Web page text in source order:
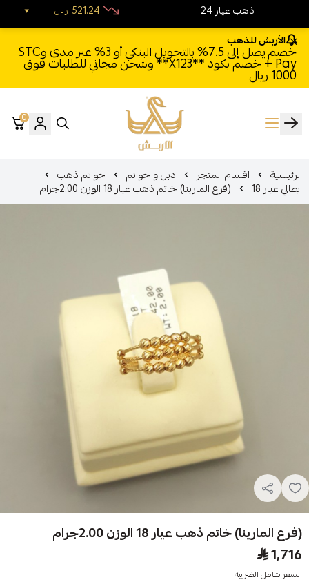
الأربش للذهب
خصم يصل إلى 7.5% بالتحويل البنكي أو 3% عبر مدى وSTC
Pay + خصم بكود **X123** وشحن مجاني للطلبات فوق
1000 ريال
الأربش للذهب
0
الرئيسية اقسام المتجر دبل و خواتم خواتم ذهب
ايطالي عيار 18 (فرع المارينا) خاتم ذهب عيار 18 الوزن 2.00جرام
(فرع المارينا) خاتم ذهب عيار 18 الوزن 2.00جرام
1,716
السعر شامل الضريبه
24 ذهب عيار ريال 521.24